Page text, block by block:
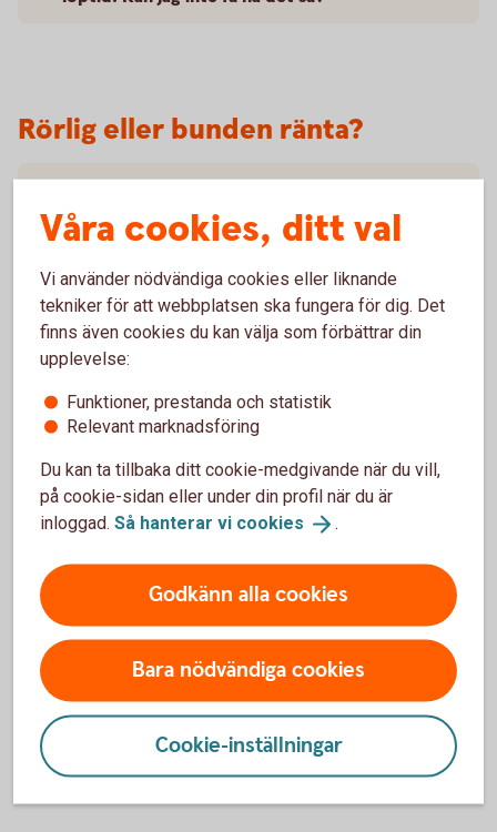
Rörlig eller bunden ränta?
Hur ska jag dela upp lånet på olika
räntebindningstider?
Vad är det för skillnad på rörlig och bunden
ränta?
Är inte rörlig ränta alltid mest fördelaktig?
Hur ska jag tänka om ränteläget?
ränteläge?
När ska jag binda eller inte binda?
Kan jag binda räntan själv?
Våra cookies, ditt val
Vi använder nödvändiga cookies eller liknande
tekniker för att webbplatsen ska fungera för dig. Det
finns även cookies du kan välja som förbättrar din
upplevelse:
Funktioner, prestanda och statistik
Relevant marknadsföring
Du kan ta tillbaka ditt cookie-medgivande när du vill,
på cookie-sidan eller under din profil när du är
inloggad. Så hanterar vi cookies .
Godkänn alla cookies
Bara nödvändiga cookies
Cookie-inställningar